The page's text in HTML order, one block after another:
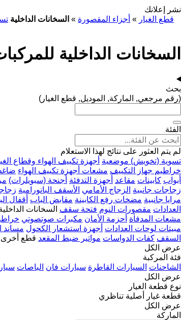
نشر إعلانك
قطع الغيار » أجزاء المقصورة » السخانات الداخلية
السخانات الداخلية
بحث
(رقم مرجعي, الماركة, الموديل, قطع الغيار)
الفئة
لم يتم العثور على نتائج لهذا الاستعلام
تسوية (تخويش) موضعية أجهزة تكييف الهواء وقطاع
خراطيم جهاز التكييف مشعات أجهزة تكييف الهواء
أبواب كابينات مقاعد أجهزة التدفئة أجنحة (سبويلرات)
زجاجات جانبية الزجاج الأمامي الأسقف البانورامية
مرايا جانبية مضخات رفع الكابينة مقابض الباب أقفال
العدادات مقصورات النوم فتحة سقف السخانات
مشعات المدفأة أحزمة الأمان مكبرات صوتصوتي
مبيتات لوحات العدادات أجهزة استشعار الكحول مساند
السقف كفات الدواسات مواتير ضبط المقعد قطع أخرى
عرض الكل
فئة المركبة
الشاحنات السيارات القاطرة سيارات فان الباصات
عرض الكل
نوع قطعة الغيار
قطعة غيار أصلية تناظري
عرض الكل
الماركة